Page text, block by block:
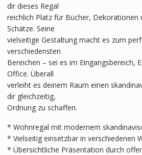
dir dieses Regal
reichlich Platz für Bücher, Dekorationen
Schätze. Seine
vielseitige Gestaltung macht es zum
verschiedensten
Bereichen – sei es im Eingangsbereich,
Office. Überall
verleiht es deinem Raum einen
dir gleichzeitig,
Ordnung zu schaffen.
* Wohnregal mit modernem
* Vielseitig einsetzbar in verschiedenen
* Übersichtliche Präsentation durch